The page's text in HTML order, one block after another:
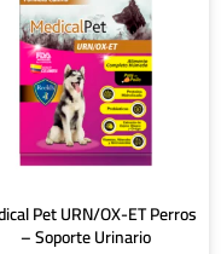
Pet URN/OX-ET Perros
– Soporte Urinario